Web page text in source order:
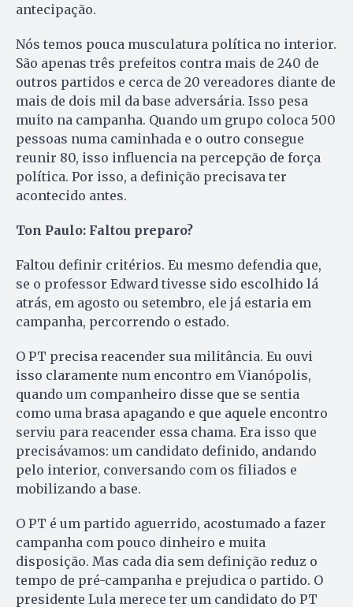
antecipação.
Nós temos pouca musculatura política no interior.
São apenas três prefeitos contra mais de 240 de
outros partidos e cerca de 20 vereadores diante de
mais de dois mil da base adversária. Isso pesa
muito na campanha. Quando um grupo coloca 500
pessoas numa caminhada e o outro consegue
reunir 80, isso influencia na percepção de força
política. Por isso, a definição precisava ter
acontecido antes.
Ton Paulo: Faltou preparo?
Faltou definir critérios. Eu mesmo defendia que,
se o professor Edward tivesse sido escolhido lá
atrás, em agosto ou setembro, ele já estaria em
campanha, percorrendo o estado.
O PT precisa reacender sua militância. Eu ouvi
isso claramente num encontro em Vianópolis,
quando um companheiro disse que se sentia
como uma brasa apagando e que aquele encontro
serviu para reacender essa chama. Era isso que
precisávamos: um candidato definido, andando
pelo interior, conversando com os filiados e
mobilizando a base.
O PT é um partido aguerrido, acostumado a fazer
campanha com pouco dinheiro e muita
disposição. Mas cada dia sem definição reduz o
tempo de pré-campanha e prejudica o partido. O
presidente Lula merece ter um candidato do PT